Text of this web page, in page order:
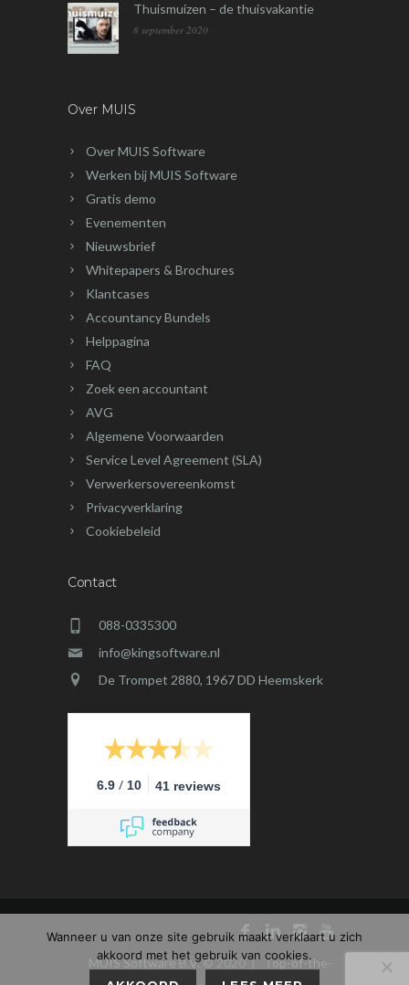
Thuismuizen – de thuisvakantie
8 september 2020
Over MUIS
Over MUIS Software
Werken bij MUIS Software
Gratis demo
Evenementen
Nieuwsbrief
Whitepapers & Brochures
Klantcases
Accountancy Bundels
Helppagina
FAQ
Zoek een accountant
AVG
Algemene Voorwaarden
Service Level Agreement (SLA)
Verwerkersovereenkomst
Privacyverklaring
Cookiebeleid
Contact
088-0335300
info@kingsoftware.nl
De Trompet 2880, 1967 DD Heemskerk
6.9 / 10 41 reviews
MUIS Software B.V.© 2020 | Top-of-the-
Wanneer u van onze site gebruik maakt verklaart u zich
akkoord met het gebruik van cookies.